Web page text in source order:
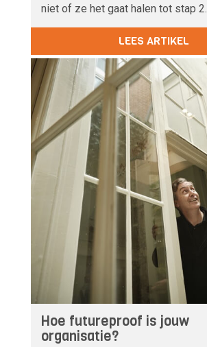
niet of ze het gaat halen tot stap 2.
LEES ARTIKEL
Hoe futureproof is jouw
organisatie?